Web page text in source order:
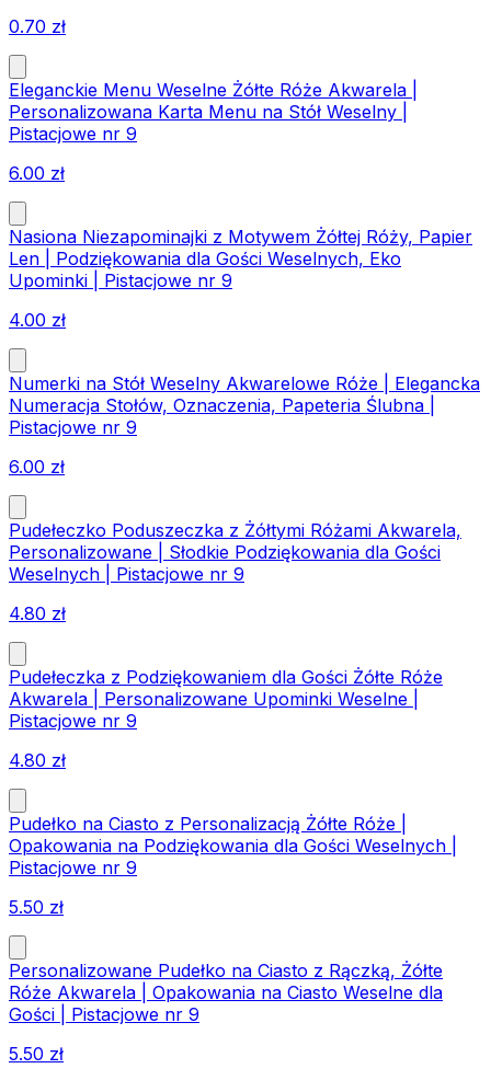
0.70 zł
Eleganckie Menu Weselne Żółte Róże Akwarela |
Personalizowana Karta Menu na Stół Weselny |
Pistacjowe nr 9
6.00 zł
Nasiona Niezapominajki z Motywem Żółtej Róży, Papier
Len | Podziękowania dla Gości Weselnych, Eko
Upominki | Pistacjowe nr 9
4.00 zł
Numerki na Stół Weselny Akwarelowe Róże | Elegancka
Numeracja Stołów, Oznaczenia, Papeteria Ślubna |
Pistacjowe nr 9
6.00 zł
Pudełeczko Poduszeczka z Żółtymi Różami Akwarela,
Personalizowane | Słodkie Podziękowania dla Gości
Weselnych | Pistacjowe nr 9
4.80 zł
Pudełeczka z Podziękowaniem dla Gości Żółte Róże
Akwarela | Personalizowane Upominki Weselne |
Pistacjowe nr 9
4.80 zł
Pudełko na Ciasto z Personalizacją Żółte Róże |
Opakowania na Podziękowania dla Gości Weselnych |
Pistacjowe nr 9
5.50 zł
Personalizowane Pudełko na Ciasto z Rączką, Żółte
Róże Akwarela | Opakowania na Ciasto Weselne dla
Gości | Pistacjowe nr 9
5.50 zł